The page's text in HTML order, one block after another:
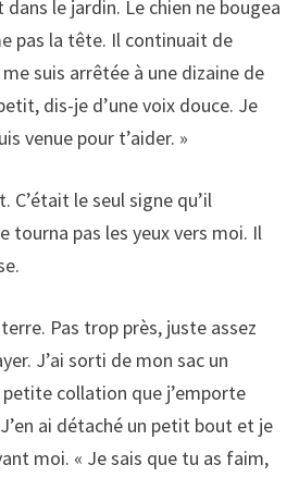
dans le jardin. Le chien ne bougea
pas la tête. Il continuait de
suis arrêtée à une dizaine de
dis-je d’une voix douce. Je
venue pour t’aider. »
C’était le seul signe qu’il
tourna pas les yeux vers moi. Il
Pas trop près, juste assez
J’ai sorti de mon sac un
collation que j’emporte
ai détaché un petit bout et je
moi. « Je sais que tu as faim,